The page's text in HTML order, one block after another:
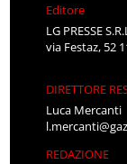
Editore
LG PRESSE
via Festaz, 52
DIRETTORE
Luca Mercanti
REDAZIONE